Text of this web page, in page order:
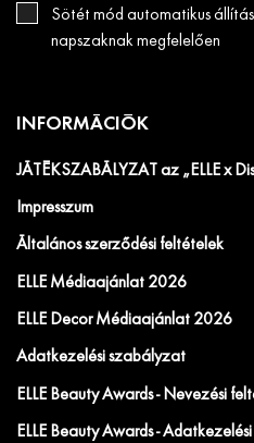
Sötét mód automatikus
napszaknak megfelelően
INFORMÁCIÓK
JÁTÉKSZABÁLYZAT az „ELLE x
Impresszum
Általános szerződési feltételek
ELLE Médiaajánlat 2026
ELLE Decor Médiaajánlat 2026
Adatkezelési szabályzat
ELLE Beauty Awards - Nevezési
ELLE Beauty Awards -